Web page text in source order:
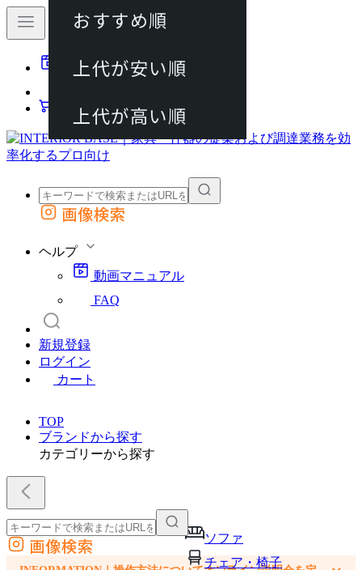
動画マニュアル
カート
外部サイトの商品をカートに追加
画像検索
ヘルプ
動画マニュアル
FAQ
新規登録
ログイン
カート
TOP
ブランドから探す
カテゴリーから探す
ソファ
チェア・椅子
外部サイトの商品をカートに追加
画像検索
おすすめ順
上代が安い順
上代が高い順